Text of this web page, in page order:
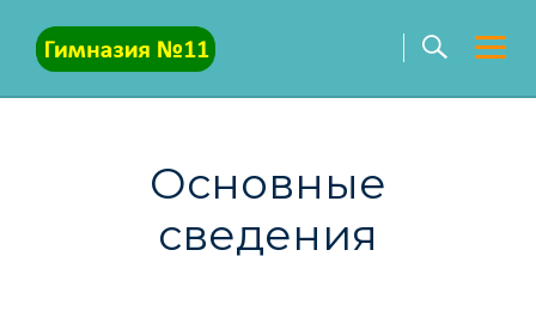
content
Основные
сведения